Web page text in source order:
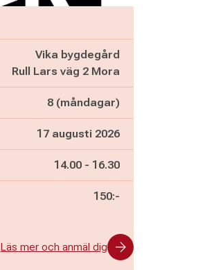
Vika bygdegård
Rull Lars väg 2 Mora
8 (måndagar)
17 augusti 2026
Pågår mellan
14.00 - och
16.30
150:-
Läs mer och anmäl dig